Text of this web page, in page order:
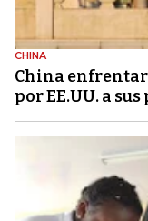
CHINA
China
por EE.UU. a